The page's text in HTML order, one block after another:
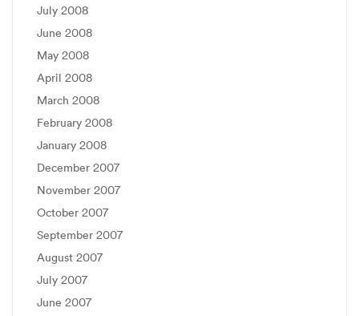
July 2008
June 2008
May 2008
April 2008
March 2008
February 2008
January 2008
December 2007
November 2007
October 2007
September 2007
August 2007
July 2007
June 2007